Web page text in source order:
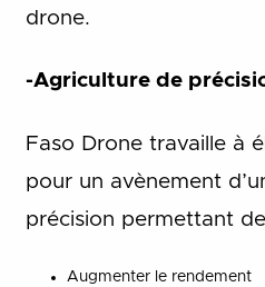
drone.
-Agriculture de
Faso Drone travaille à
pour un avènement
précision permettant
Augmenter le rendement